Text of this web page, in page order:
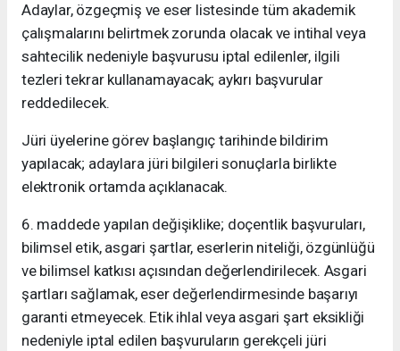
Adaylar, özgeçmiş ve eser listesinde tüm akademik
çalışmalarını belirtmek zorunda olacak ve intihal veya
sahtecilik nedeniyle başvurusu iptal edilenler, ilgili
tezleri tekrar kullanamayacak; aykırı başvurular
reddedilecek.
Jüri üyelerine görev başlangıç tarihinde bildirim
yapılacak; adaylara jüri bilgileri sonuçlarla birlikte
elektronik ortamda açıklanacak.
6. maddede yapılan değişiklike; doçentlik başvuruları,
bilimsel etik, asgari şartlar, eserlerin niteliği, özgünlüğü
ve bilimsel katkısı açısından değerlendirilecek. Asgari
şartları sağlamak, eser değerlendirmesinde başarıyı
garanti etmeyecek. Etik ihlal veya asgari şart eksikliği
nedeniyle iptal edilen başvuruların gerekçeli jüri